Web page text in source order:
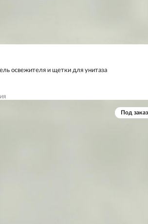
освежителя и щетки для унитаза
Под заказ